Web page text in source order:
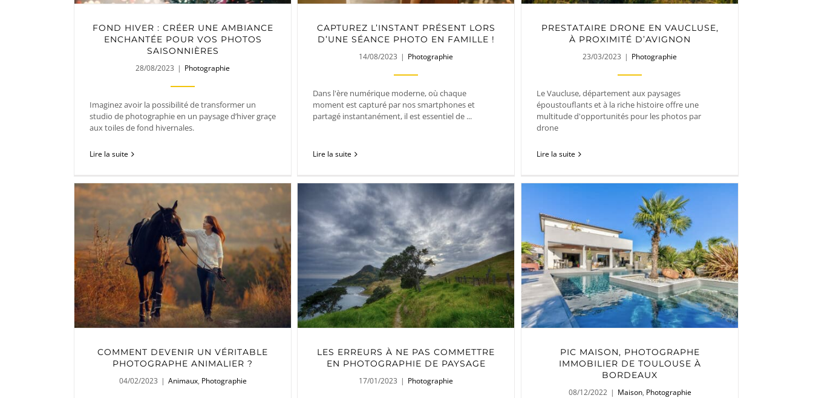
FOND HIVER : CRÉER UNE AMBIANCE
ENCHANTÉE POUR VOS PHOTOS
SAISONNIÈRES
28/08/2023 | Photographie
Imaginez avoir la possibilité de transformer un
studio de photographie en un paysage d’hiver graçe
aux toiles de fond hivernales.
Lire la suite
CAPTUREZ L’INSTANT PRÉSENT LORS
D’UNE SÉANCE PHOTO EN FAMILLE !
14/08/2023 | Photographie
Dans l'ère numérique moderne, où chaque
moment est capturé par nos smartphones et
partagé instantanément, il est essentiel de ...
Lire la suite
PRESTATAIRE DRONE EN VAUCLUSE,
À PROXIMITÉ D’AVIGNON
23/03/2023 | Photographie
Le Vaucluse, département aux paysages
époustouflants et à la riche histoire offre une
multitude d'opportunités pour les photos par
drone
Lire la suite
COMMENT DEVENIR UN VÉRITABLE
PHOTOGRAPHE ANIMALIER ?
04/02/2023 | Animaux, Photographie
LES ERREURS À NE PAS COMMETTRE
EN PHOTOGRAPHIE DE PAYSAGE
17/01/2023 | Photographie
PIC MAISON, PHOTOGRAPHE
IMMOBILIER DE TOULOUSE À
BORDEAUX
08/12/2022 | Maison, Photographie